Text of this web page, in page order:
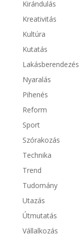
Kirándulás
Kreativitás
Kultúra
Kutatás
Lakásberendezés
Nyaralás
Pihenés
Reform
Sport
Szórakozás
Technika
Trend
Tudomány
Utazás
Útmutatás
Vállalkozás